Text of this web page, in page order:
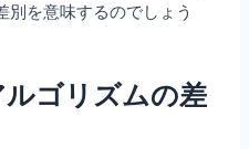
別を意味するのでしょう
ゴリズムの差